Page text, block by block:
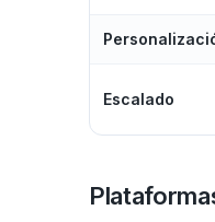
Escalado